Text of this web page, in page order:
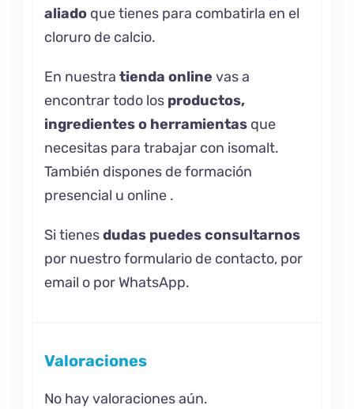
aliadoque tienes para combatirla en el
cloruro de calcio.
En nuestra tienda online vas a
encontrar todo los productos,
ingredientes o herramientasque
necesitas para trabajar con isomalt.
También dispones de formación
presencial u online .
Si tienesdudas puedes consultarnos
por nuestro formulario de contacto, por
email o por WhatsApp.
Valoraciones
No hay valoraciones aún.